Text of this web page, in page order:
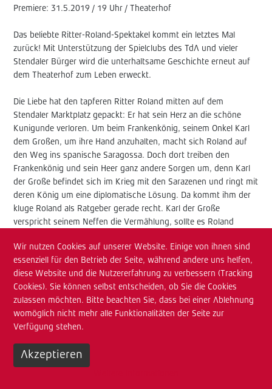
Premiere: 31.5.2019 / 19 Uhr / Theaterhof
Das beliebte Ritter-Roland-Spektakel kommt ein letztes Mal
zurück! Mit Unterstützung der Spielclubs des TdA und vieler
Stendaler Bürger wird die unterhaltsame Geschichte erneut auf
dem Theaterhof zum Leben erweckt.
Die Liebe hat den tapferen Ritter Roland mitten auf dem
Stendaler Marktplatz gepackt: Er hat sein Herz an die schöne
Kunigunde verloren. Um beim Frankenkönig, seinem Onkel Karl
dem Großen, um ihre Hand anzuhalten, macht sich Roland auf
den Weg ins spanische Saragossa. Doch dort treiben den
Frankenkönig und sein Heer ganz andere Sorgen um, denn Karl
der Große befindet sich im Krieg mit den Sarazenen und ringt mit
deren König um eine diplomatische Lösung. Da kommt ihm der
kluge Roland als Ratgeber gerade recht. Karl der Große
verspricht seinem Neffen die Vermählung, sollte es Roland
nicht mit seinem Widersacher Genelon gerechnet, der selbst
schon vor langer Zeit ein Auge auf die hübsche Kunigunde
geworfen hat und nun hinterhältige Intrigen spinnt …
Begleitet von dem allzeit zu Scherzen aufgelegten Gaukler Till
Eulenspiegel muss Ritter Roland ein großes Abenteuer bestehen,
um die Liebe seines Lebens zu retten.
»Ritter Roland« wird wegen der großen Nachfrage erneut in den
Spielplan aufgenommen. Die letzte Gelegenheit für alle Fans und
Freunde und die letzte Chance für diejenigen, die das Spektakel
Wir nutzen Cookies auf unserer Website. Einige von ihnen sind
essenziell für den Betrieb der Seite, während andere uns helfen,
diese Website und die Nutzererfahrung zu verbessern (Tracking
Cookies). Sie können selbst entscheiden, ob Sie die Cookies
zulassen möchten. Bitte beachten Sie, dass bei einer Ablehnung
womöglich nicht mehr alle Funktionalitäten der Seite zur
Verfügung stehen.
Akzeptieren